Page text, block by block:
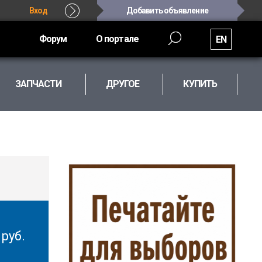
Вход Добавить объявление
Форум О портале EN
ЗАПЧАСТИ ДРУГОЕ КУПИТЬ
руб.